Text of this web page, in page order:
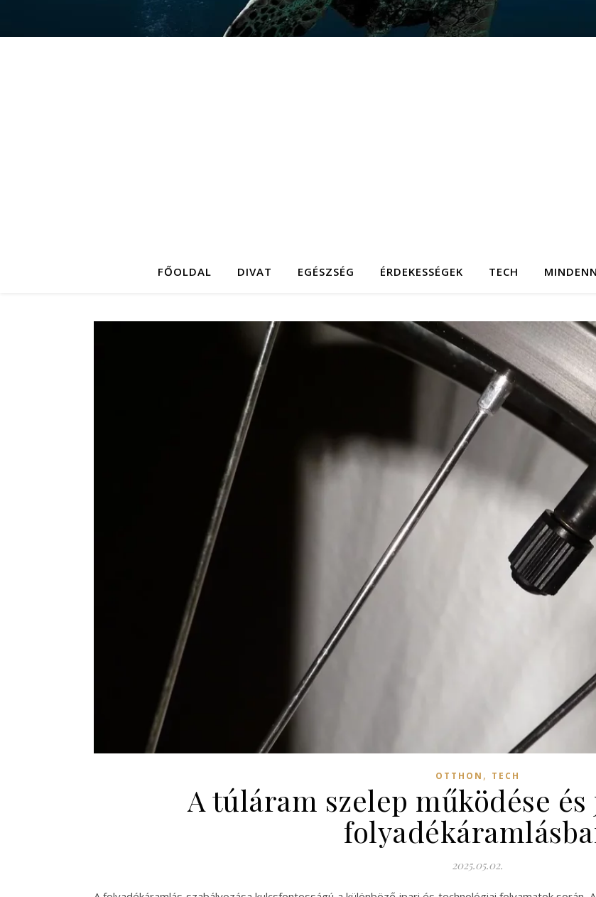
FŐOLDAL DIVAT EGÉSZSÉG ÉRDEKESSÉGEK TECH
OTTHON , TECH
A túláram szelep működése
2025.05.02.